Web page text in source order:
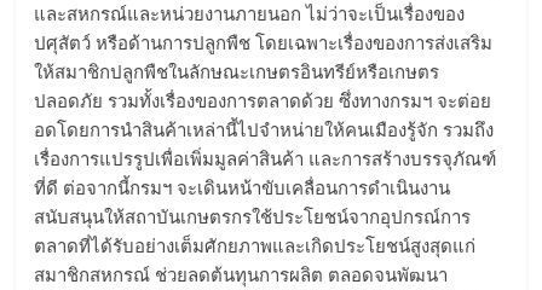
และสหกรณ์และหน่วยงานภายนอก ไม่ว่าจะเป็นเรื่องของ
ปศุสัตว์ หรือด้านการปลูกพืช โดยเฉพาะเรื่องของการส่งเสริม
ให้สมาชิกปลูกพืชในลักษณะเกษตรอินทรีย์หรือเกษตร
ปลอดภัย รวมทั้งเรื่องของการตลาดด้วย ซึ่งทางกรมฯ จะต่อย
อดโดยการนำสินค้าเหล่านี้ไปจำหน่ายให้คนเมืองรู้จัก รวมถึง
เรื่องการแปรรูปเพื่อเพิ่มมูลค่าสินค้า และการสร้างบรรจุภัณฑ์
ที่ดี ต่อจากนี้กรมฯ จะเดินหน้าขับเคลื่อนการดำเนินงาน
สนับสนุนให้สถาบันเกษตรกรใช้ประโยชน์จากอุปกรณ์การ
ตลาดที่ได้รับอย่างเต็มศักยภาพและเกิดประโยชน์สูงสุดแก่
สมาชิกสหกรณ์ ช่วยลดต้นทุนการผลิต ตลอดจนพัฒนา